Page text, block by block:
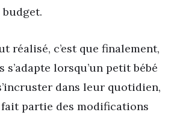
réalisé, c’est que finalement,
s’adapte lorsqu’un petit bébé
dans leur quotidien,
partie des modifications